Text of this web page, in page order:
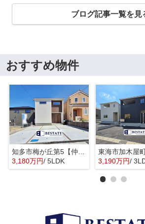
ブログ記事一覧を見
おすすめ物件
3,180万円/ 5LDK
3,190万円/